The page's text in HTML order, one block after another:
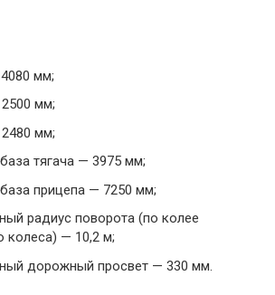
мм;
мм;
мм;
тягача — 3975 мм;
прицепа — 7250 мм;
радиус поворота (по колее
колеса) — 10,2 м;
дорожный просвет — 330 мм.